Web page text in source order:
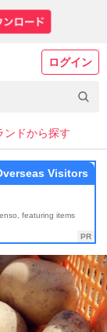
ログイン
ンドから探す
featuring items
Visitors